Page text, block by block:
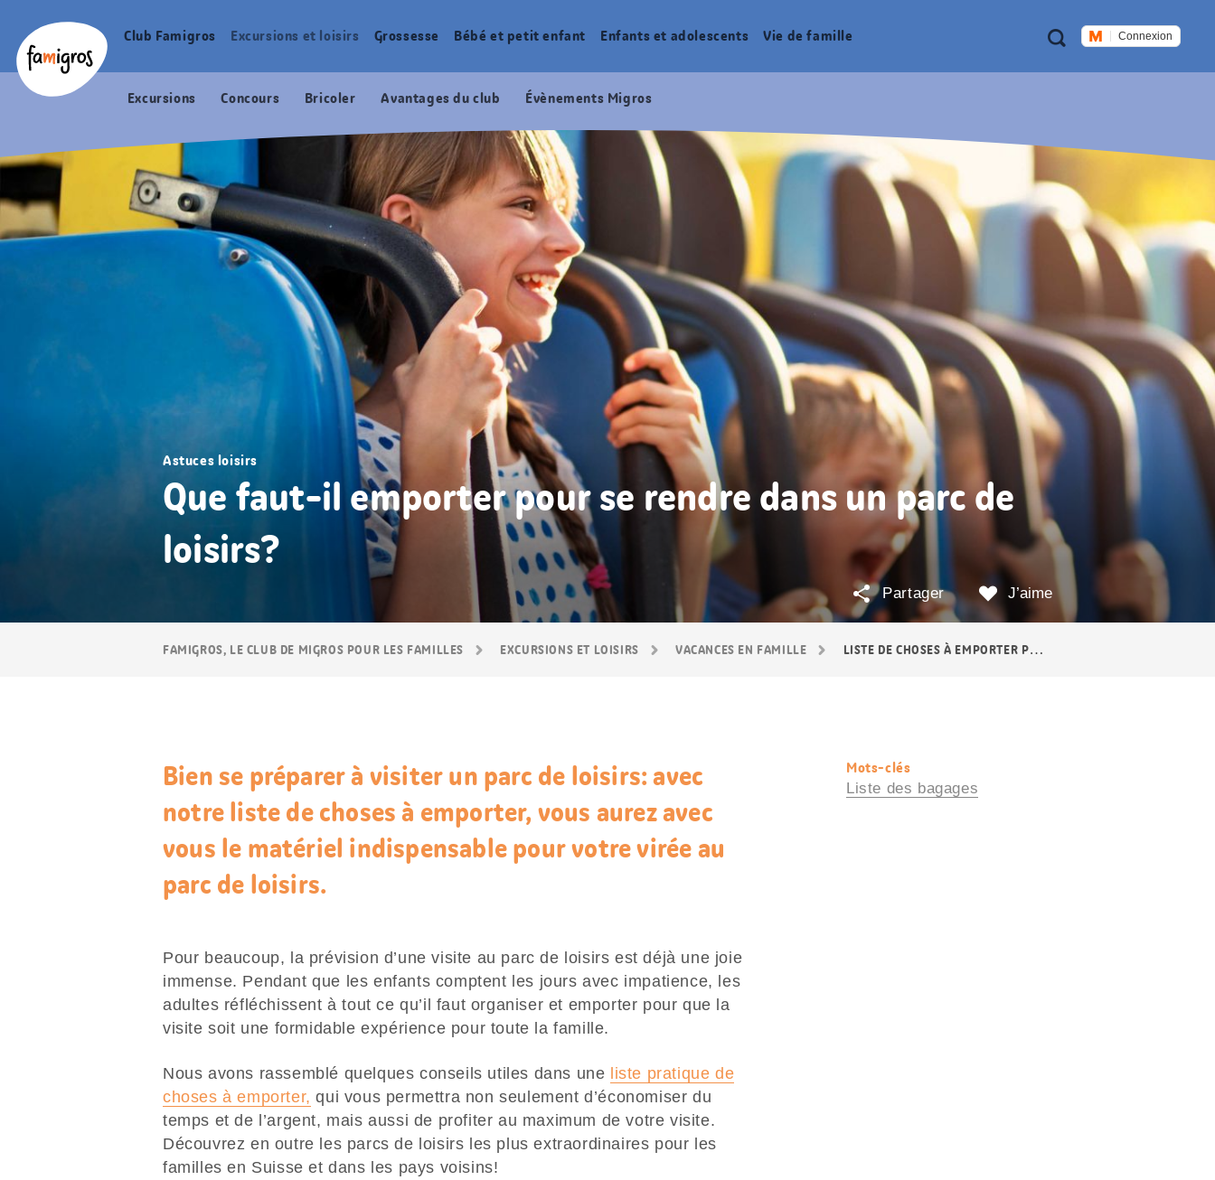
navigation
Logo
Métanavigation
RechercheConnexion
Navigation
Club Famigros Excursions et loisirs Grossesse Bébé et petit enfant Enfants et adolescents Vie de famille
Excursions Concours Bricoler Avantages du club Évènements Migros
FAMIGROS, LE CLUB DE MIGROS POUR LES FAMILLES EXCURSIONS ET LOISIRS VACANCES EN FAMILLE LISTE DE CHOSES À EMPORTER POUR SE RENDRE DANS UN PARC DE LOISIRS
Astuces loisirs
Que faut-il emporter pour se rendre dans un parc de
loisirs?
J’aime
Partager
Bien se préparer à visiter un parc de loisirs: avec
notre liste de choses à emporter, vous aurez avec
vous le matériel indispensable pour votre virée au
parc de loisirs.
Pour beaucoup, la prévision d’une visite au parc de loisirs est déjà une joie
immense. Pendant que les enfants comptent les jours avec impatience, les
adultes réfléchissent à tout ce qu’il faut organiser et emporter pour que la
visite soit une formidable expérience pour toute la famille.
Nous avons rassemblé quelques conseils utiles dans une liste pratique de
choses à emporter, qui vous permettra non seulement d’économiser du
temps et de l’argent, mais aussi de profiter au maximum de votre visite.
Découvrez en outre les parcs de loisirs les plus extraordinaires pour les
familles en Suisse et dans les pays voisins!
Informations
utiles
Mots-clés
Liste des bagages